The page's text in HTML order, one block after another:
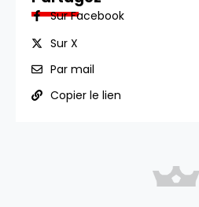
Sur Facebook
Sur X
Par mail
Copier le lien